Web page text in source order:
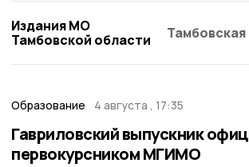
Издания МО
Тамбовской области
Образование 4 августа , 17:35
Гавриловский выпускник
первокурсником МГИМО